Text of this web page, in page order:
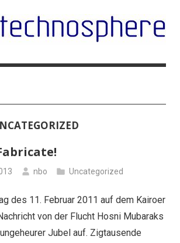
nbo Uncategorized
des 11. Februar 2011 auf dem Kairoer
von der Flucht Hosni Mubaraks
Jubel auf. Zigtausende